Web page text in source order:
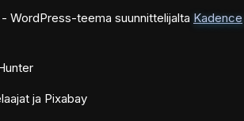
WordPress-teema suunnittelijalta Kadence
ja Pixabay